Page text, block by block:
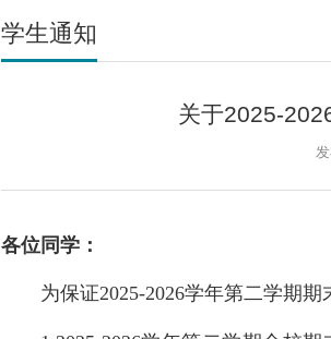
学生通知
关于2025-
各位同学：
为保证2025-2026学年第二学期